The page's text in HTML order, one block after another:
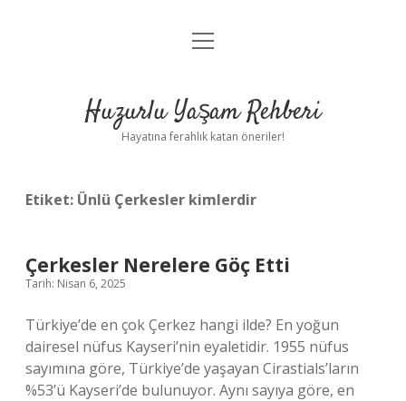
Anasayfa
Yasal Uyarı
menüyü
Huzurlu Yaşam Rehberi
Hayatına ferahlık katan öneriler!
Etiket: Ünlü Çerkesler kimlerdir
Çerkesler Nerelere Göç Etti
Tarih: Nisan 6, 2025
Türkiye’de en çok Çerkez hangi ilde? En yoğun
dairesel nüfus Kayseri’nin eyaletidir. 1955 nüfus
sayımına göre, Türkiye’de yaşayan Cirastials’ların
%53’ü Kayseri’de bulunuyor. Aynı sayıya göre, en